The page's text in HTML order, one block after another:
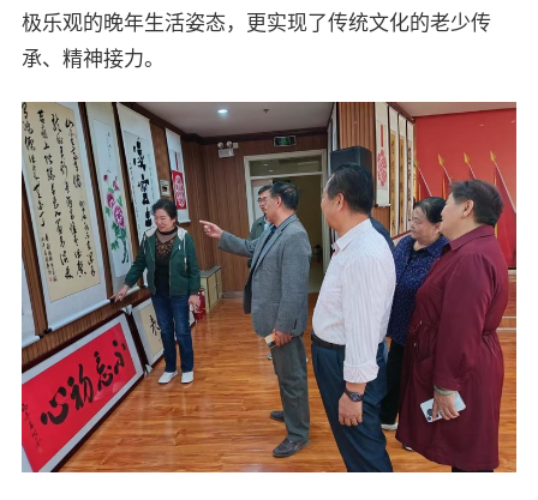
极乐观的晚年生活姿态，更实现了传统文化的老少传
承、精神接力。